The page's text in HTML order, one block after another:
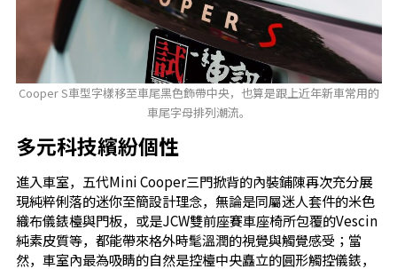
Cooper S車型字樣移至車尾黑色飾帶中央，也算是跟上近年新車常用的
車尾字母排列潮流。
多元科技繽紛個性
進入車室，五代Mini Cooper三門掀背的內裝鋪陳再次充分展
現純粹俐落的迷你至簡設計理念，無論是同屬迷人套件的米色
織布儀錶檯與門板，或是JCW雙前座賽車座椅所包覆的Vescin
純素皮質等，都能帶來格外時髦溫潤的視覺與觸覺感受；當
然，車室內最為吸睛的自然是控檯中央矗立的圓形觸控儀錶，